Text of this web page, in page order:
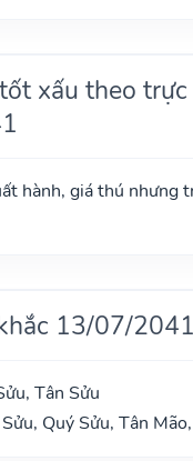
xấu theo trực
hành, giá thú nhưng
13/07/2041
Tân Sửu
Quý Sửu, Tân